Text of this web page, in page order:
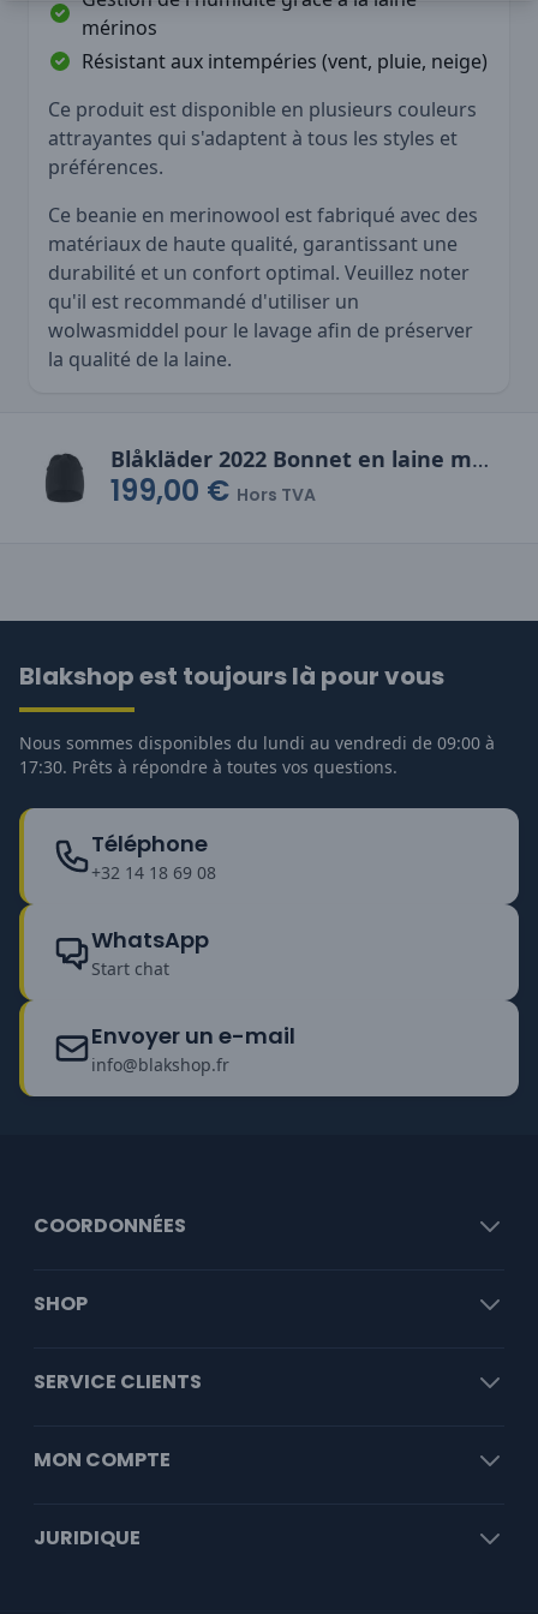
mérinos
Résistant aux intempéries (vent, pluie, neige)
Ce produit est disponible en plusieurs couleurs
attrayantes qui s'adaptent à tous les styles et
préférences.
Ce beanie en merinowool est fabriqué avec des
matériaux de haute qualité, garantissant une
durabilité et un confort optimal. Veuillez noter
qu'il est recommandé d'utiliser un
wolwasmiddel pour le lavage afin de préserver
la qualité de la laine.
Blåkläder 2022 Bonnet en laine mérinos
199,00 € Hors TVA
Blakshop est toujours là pour vous
Nous sommes disponibles du lundi au vendredi de 09:00 à
17:30. Prêts à répondre à toutes vos questions.
Téléphone
+32 14 18 69 08
WhatsApp
Start chat
Envoyer un e-mail
info@blakshop.fr
COORDONNÉES
SHOP
SERVICE CLIENTS
MON COMPTE
JURIDIQUE